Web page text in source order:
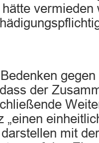
vermieden
der
„einen
mit